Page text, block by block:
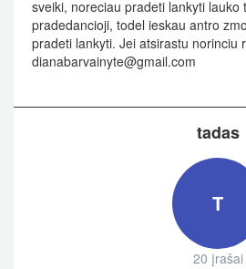
sveiki, noreciau pradeti lankyti lauko
pradedancioji, todel ieskau antro
pradeti lankyti. Jei atsirastu norinciu
dianabarvainyte@gmail.com
tadas
T
20 įrašai